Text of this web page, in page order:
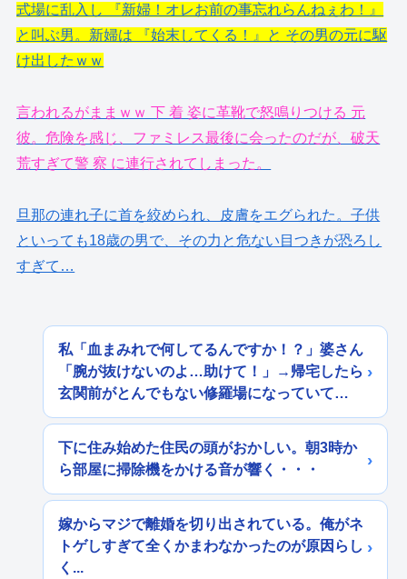
式場に乱入し 『新婦！オレお前の事忘れらんねぇわ！』
と叫ぶ男。新婦は 『始末してくる！』と その男の元に駆
け出したｗｗ
言われるがままｗｗ 下 着 姿に革靴で怒鳴りつける 元
彼。危険を感じ、ファミレス最後に会ったのだが、破天
荒すぎて警 察 に連行されてしまった。
旦那の連れ子に首を絞められ、皮膚をエグられた。子供
といっても18歳の男で、その力と危ない目つきが恐ろし
すぎて…
私「血まみれで何してるんですか！？」婆さん
「腕が抜けないのよ…助けて！」→帰宅したら
玄関前がとんでもない修羅場になっていて…
下に住み始めた住民の頭がおかしい。朝3時か
ら部屋に掃除機をかける音が響く・・・
嫁からマジで離婚を切り出されている。俺がネ
トゲしすぎて全くかまわなかったのが原因らし
く...